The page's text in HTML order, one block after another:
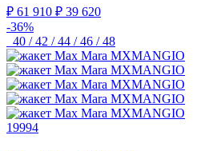
₽ 61 910 ₽ 39 620
-36%
40 / 42 / 44 / 46 / 48
19994